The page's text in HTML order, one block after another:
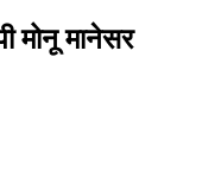
मोनू मानेसर